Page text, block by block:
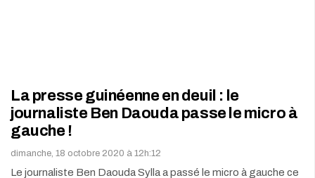
La presse guinéenne en deuil : le
journaliste Ben Daouda passe le micro à
gauche !
dimanche, 18 octobre 2020 à 12h:12
Le journaliste Ben Daouda Sylla a passé le micro à gauche ce